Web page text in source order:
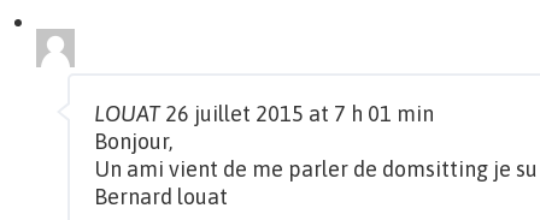
LOUAT26 juillet 2015 at 7 h 01 min
Bonjour,
Un ami vient de me parler de domsitting je
Bernard louat